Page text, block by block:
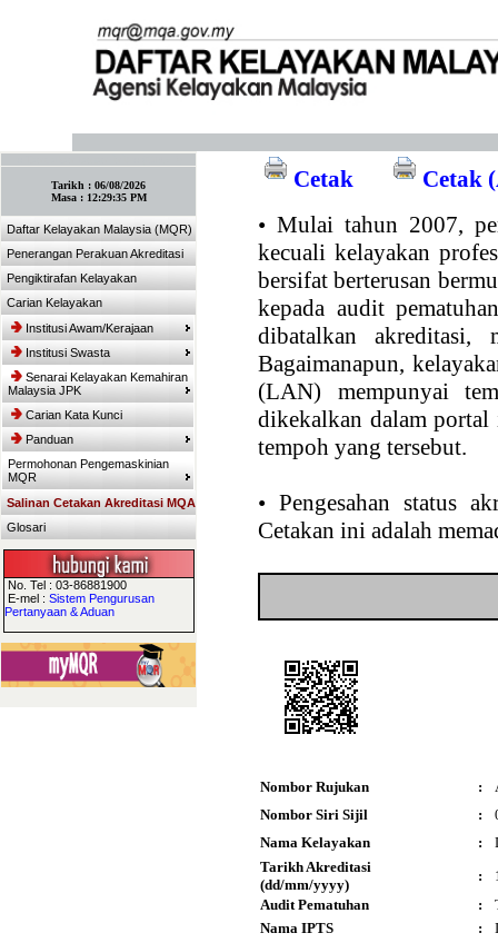
Tarikh : 06/08/2026
Masa : 12:29:35 PM
Daftar Kelayakan Malaysia (MQR)
Penerangan Perakuan Akreditasi
Pengiktirafan Kelayakan
Carian Kelayakan
Institusi Awam/Kerajaan
Institusi Swasta
Senarai Kelayakan Kemahiran
Malaysia JPK
Carian Kata Kunci
Panduan
Permohonan Pengemaskinian
MQR
Salinan Cetakan Akreditasi MQA
Glosari
No. Tel : 03-86881900
E-mel : Sistem Pengurusan
Pertanyaan & Aduan
Cetak
Cetak
• Mulai tahun 2007,
kecuali kelayakan
bersifat berterusan
kepada audit
dibatalkan akreditasi,
Bagaimanapun,
(LAN) mempunyai
dikekalkan dalam portal
tempoh yang tersebut.
• Pengesahan status
Cetakan ini adalah
Nombor Rujukan :
Nombor Siri Sijil
:
Nama Kelayakan
:
Tarikh Akreditasi
(dd/mm/yyyy)
:
Audit Pematuhan
:
Nama IPTS
: